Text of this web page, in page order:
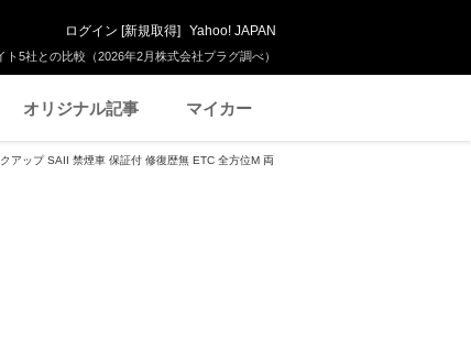
5社との比較（2026年2月株式会社プラグ調べ）
ログイン [新規取得] Yahoo! JAPAN
オリジナル記事 マイカー
アップ SAII 禁煙車 保証付 修復歴無 ETC 全方位M 両